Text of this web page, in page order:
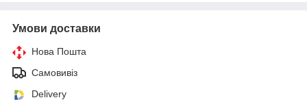
Умови доставки
Нова Пошта
Самовивіз
Delivery